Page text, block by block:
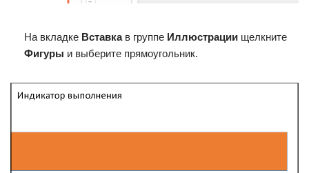
На вкладке Вставкав группе Иллюстрации щелкните
Фигуры и выберите прямоугольник.